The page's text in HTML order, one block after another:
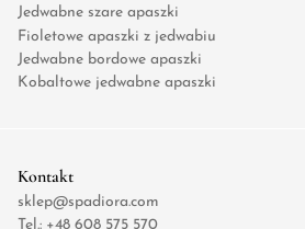
Jedwabne szare apaszki
Fioletowe apaszki z jedwabiu
Jedwabne bordowe apaszki
Kobaltowe jedwabne apaszki
Kontakt
sklep@spadiora.com
Tel.: +48 608 575 570